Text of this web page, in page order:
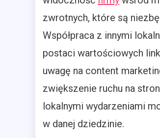
zwrotnych, które są
Współpraca z innymi
postaci wartościowych
uwagę na content
zwiększenie ruchu na
lokalnymi wydarzeniami
w danej dziedzinie.